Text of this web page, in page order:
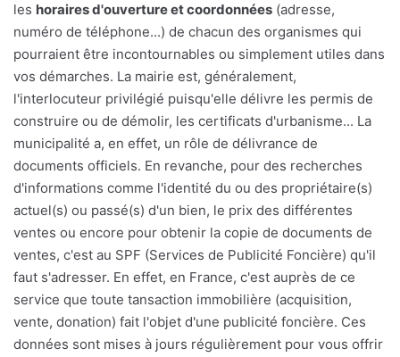
les horaires d'ouverture et coordonnées (adresse,
numéro de téléphone...) de chacun des organismes qui
pourraient être incontournables ou simplement utiles dans
vos démarches. La mairie est, généralement,
l'interlocuteur privilégié puisqu'elle délivre les permis de
construire ou de démolir, les certificats d'urbanisme... La
municipalité a, en effet, un rôle de délivrance de
documents officiels. En revanche, pour des recherches
d'informations comme l'identité du ou des propriétaire(s)
actuel(s) ou passé(s) d'un bien, le prix des différentes
ventes ou encore pour obtenir la copie de documents de
ventes, c'est au SPF (Services de Publicité Foncière) qu'il
faut s'adresser. En effet, en France, c'est auprès de ce
service que toute tansaction immobilière (acquisition,
vente, donation) fait l'objet d'une publicité foncière. Ces
données sont mises à jours régulièrement pour vous offrir